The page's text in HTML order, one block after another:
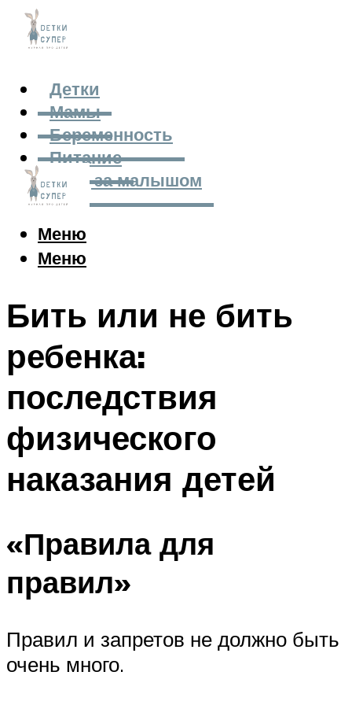
Детки
Мамы
Беременность
Питание
Уход за малышом
Меню
Меню
Бить или не бить
ребенка:
последствия
физического
наказания детей
«Правила для
правил»
Правил и запретов не должно быть
очень много.